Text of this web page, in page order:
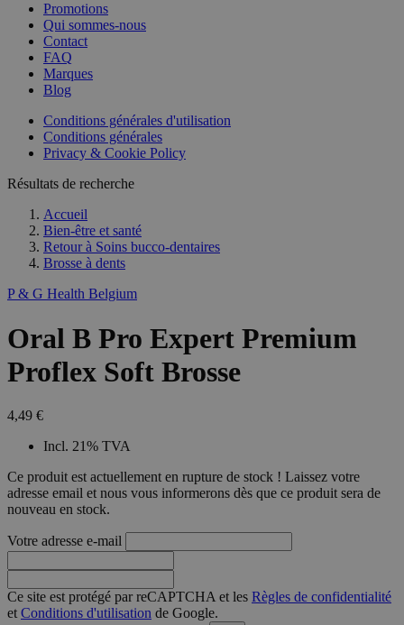
Promotions
Qui sommes-nous
Contact
FAQ
Marques
Blog
Conditions générales d'utilisation
Conditions générales
Privacy & Cookie Policy
Résultats de recherche
Accueil
Bien-être et santé
Retour à Soins bucco-dentaires
Brosse à dents
P & G Health Belgium
Oral B Pro Expert Premium
Proflex Soft Brosse
4,49 €
Incl. 21% TVA
Ce produit est actuellement en rupture de stock ! Laissez votre
adresse email et nous vous informerons dès que ce produit sera de
nouveau en stock.
Votre adresse e-mail
Ce site est protégé par reCAPTCHA et les Règles de confidentialité
et Conditions d'utilisation de Google.